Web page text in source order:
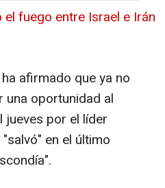
fuego entre Israel e Irán
afirmado que ya no
una oportunidad al
jueves por el líder
en el último